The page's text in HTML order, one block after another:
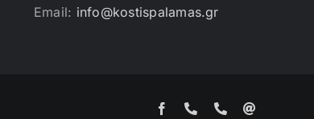
Email: info@kostispalamas.gr
FacebookΤηλέφωνο
Τηλέφωνο